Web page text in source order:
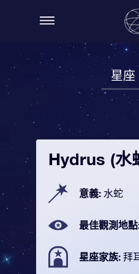
星座
Hydrus (水
意義: 水蛇
最佳觀測地
星座家族: 拜